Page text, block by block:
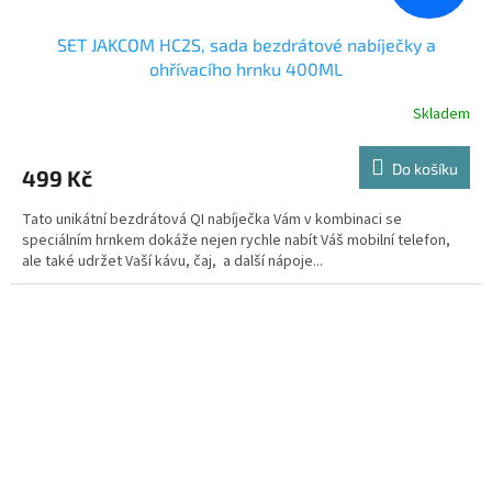
SET JAKCOM HC2S, sada bezdrátové nabíječky a
ohřívacího hrnku 400ML
Skladem
499 Kč Do košíku
Tato unikátní bezdrátová QI nabíječka Vám v kombinaci se
speciálním hrnkem dokáže nejen rychle nabít Váš mobilní telefon,
ale také udržet Vaší kávu, čaj, a další nápoje...